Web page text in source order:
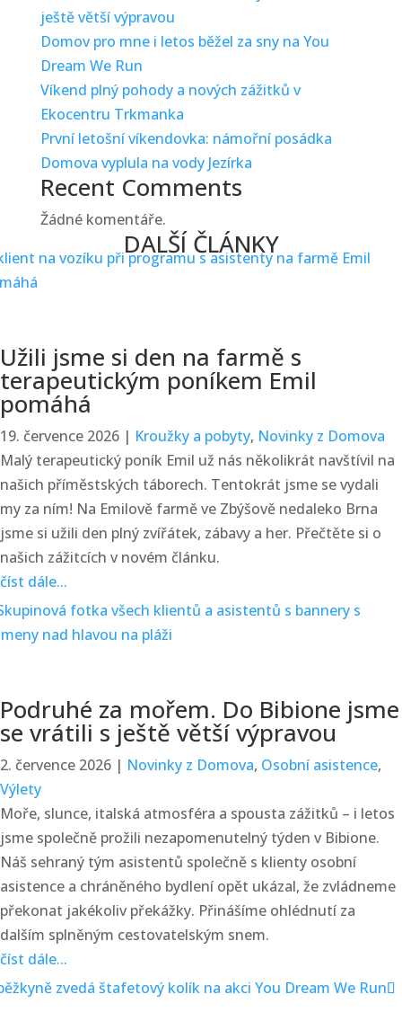
ještě větší výpravou
Domov pro mne i letos běžel za sny na You
Dream We Run
Víkend plný pohody a nových zážitků v
Ekocentru Trkmanka
První letošní víkendovka: námořní posádka
Domova vyplula na vody Jezírka
Recent Comments
Žádné komentáře.
DALŠÍ ČLÁNKY
Užili jsme si den na farmě s
terapeutickým poníkem Emil
pomáhá
19. července 2026 | Kroužky a pobyty, Novinky z Domova
Malý terapeutický poník Emil už nás několikrát navštívil na
našich příměstských táborech. Tentokrát jsme se vydali
my za ním! Na Emilově farmě ve Zbýšově nedaleko Brna
jsme si užili den plný zvířátek, zábavy a her. Přečtěte si o
našich zážitcích v novém článku.
číst dále...
Podruhé za mořem. Do Bibione jsme
se vrátili s ještě větší výpravou
2. července 2026 | Novinky z Domova, Osobní asistence,
Výlety
Moře, slunce, italská atmosféra a spousta zážitků – i letos
jsme společně prožili nezapomenutelný týden v Bibione.
Náš sehraný tým asistentů společně s klienty osobní
asistence a chráněného bydlení opět ukázal, že zvládneme
překonat jakékoliv překážky. Přinášíme ohlédnutí za
dalším splněným cestovatelským snem.
číst dále...